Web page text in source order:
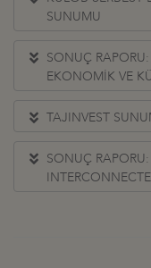
SUNUMU
SONUÇ
EKONOMİK VE
TAJINVEST
SONUÇ